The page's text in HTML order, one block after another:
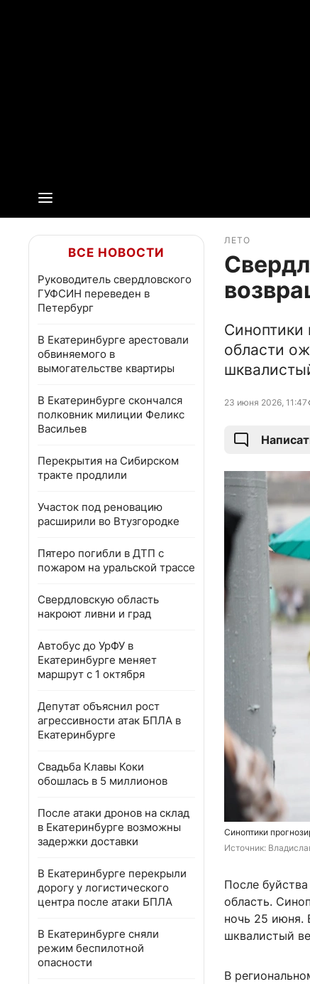
ВСЕ НОВОСТИ
Руководитель свердловского
ГУФСИН переведен в
Петербург
В Екатеринбурге арестовали
обвиняемого в
вымогательстве квартиры
В Екатеринбурге скончался
полковник милиции Феликс
Васильев
Перекрытия на Сибирском
тракте продлили
Участок под реновацию
расширили во Втузгородке
Пятеро погибли в ДТП с
пожаром на уральской трассе
Свердловскую область
накроют ливни и град
Автобус до УрФУ в
Екатеринбурге меняет
маршрут с 1 октября
Депутат объяснил рост
агрессивности атак БПЛА в
Екатеринбурге
Свадьба Клавы Коки
обошлась в 5 миллионов
После атаки дронов на склад
в Екатеринбурге возможны
задержки доставки
В Екатеринбурге перекрыли
дорогу у логистического
центра после атаки БПЛА
В Екатеринбурге сняли
режим беспилотной
опасности
ЛЕТО
области
23 июня 2026, 11:47
Синоптики
Источник:
После
область.
ночь 25 июня.
шквалистый
В